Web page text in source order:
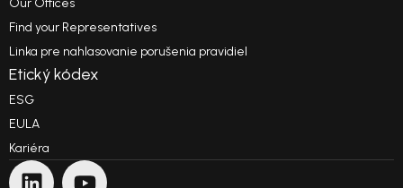
Our Offices
Find your Representatives
Linka pre nahlasovanie porušenia pravidiel
Etický kódex
ESG
EULA
Kariéra